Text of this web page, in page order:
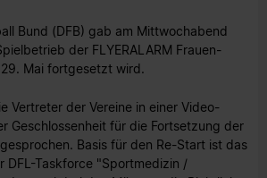
Bund (DFB) gab am Mittwochabend
der FLYERALARM Frauen-
Mai fortgesetzt wird.
Vertreter der Vereine in einer Video-
Geschlossenheit für die Fortsetzung der
Basis für den Re-Start ist das
DFL-Taskforce "Sportmedizin /